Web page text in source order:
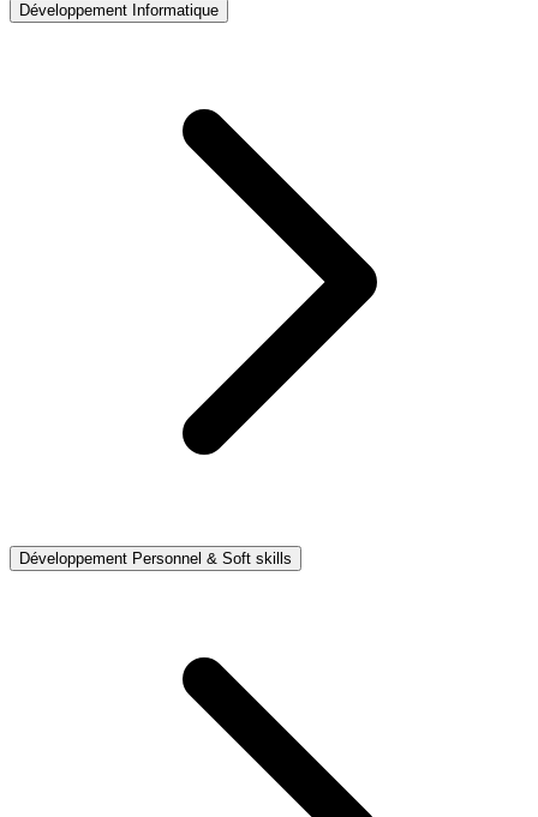
Développement Informatique
Développement Personnel & Soft skills